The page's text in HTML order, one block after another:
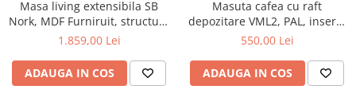
Saltele Pocket
Saltele cu arcuri impachetate
individual
Saltele Memory Pocket
Saltele Memory Foam
Noptiere
Paturi
Masute de toaleta
Scaune birou
Scaune profesionale
Scaune Lemn
Masa living extensibila SB
Nork, MDF Furniruit, structura
lemn masiv, 8 persoane, 198-
1.859,00 Lei
ADAUGA IN COS
Masuta cafea cu raft
depozitare VML2, PAL, insertii
MDF, 125x65x53 cm, Nuc
550,00 Lei
ADAUGA IN COS